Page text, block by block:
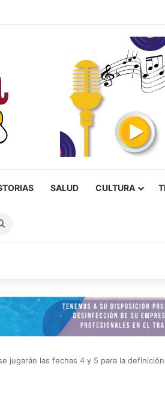
‘Humildad’, presunto responsable de
SALUD CULTURA
sobre
jugarán las fechas 4 y 5 para la